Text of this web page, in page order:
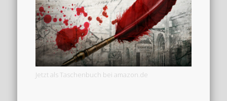
Jetzt als Taschenbuch bei amazon.de